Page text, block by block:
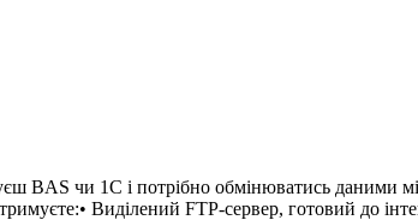
BAS чи 1С і потрібно обмінюватись даними
Виділений FTP-сервер, готовий до